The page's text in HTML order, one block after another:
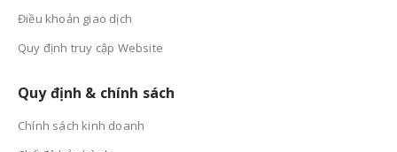
Điều khoản giao dịch
Quy định truy cập Website
Quy định & chính sách
Chính sách kinh doanh